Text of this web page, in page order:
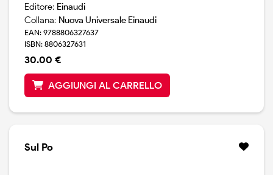
Editore: Einaudi
Collana: Nuova Universale Einaudi
EAN: 9788806327637
ISBN: 8806327631
30.00 €
AGGIUNGI AL CARRELLO
Sul Po